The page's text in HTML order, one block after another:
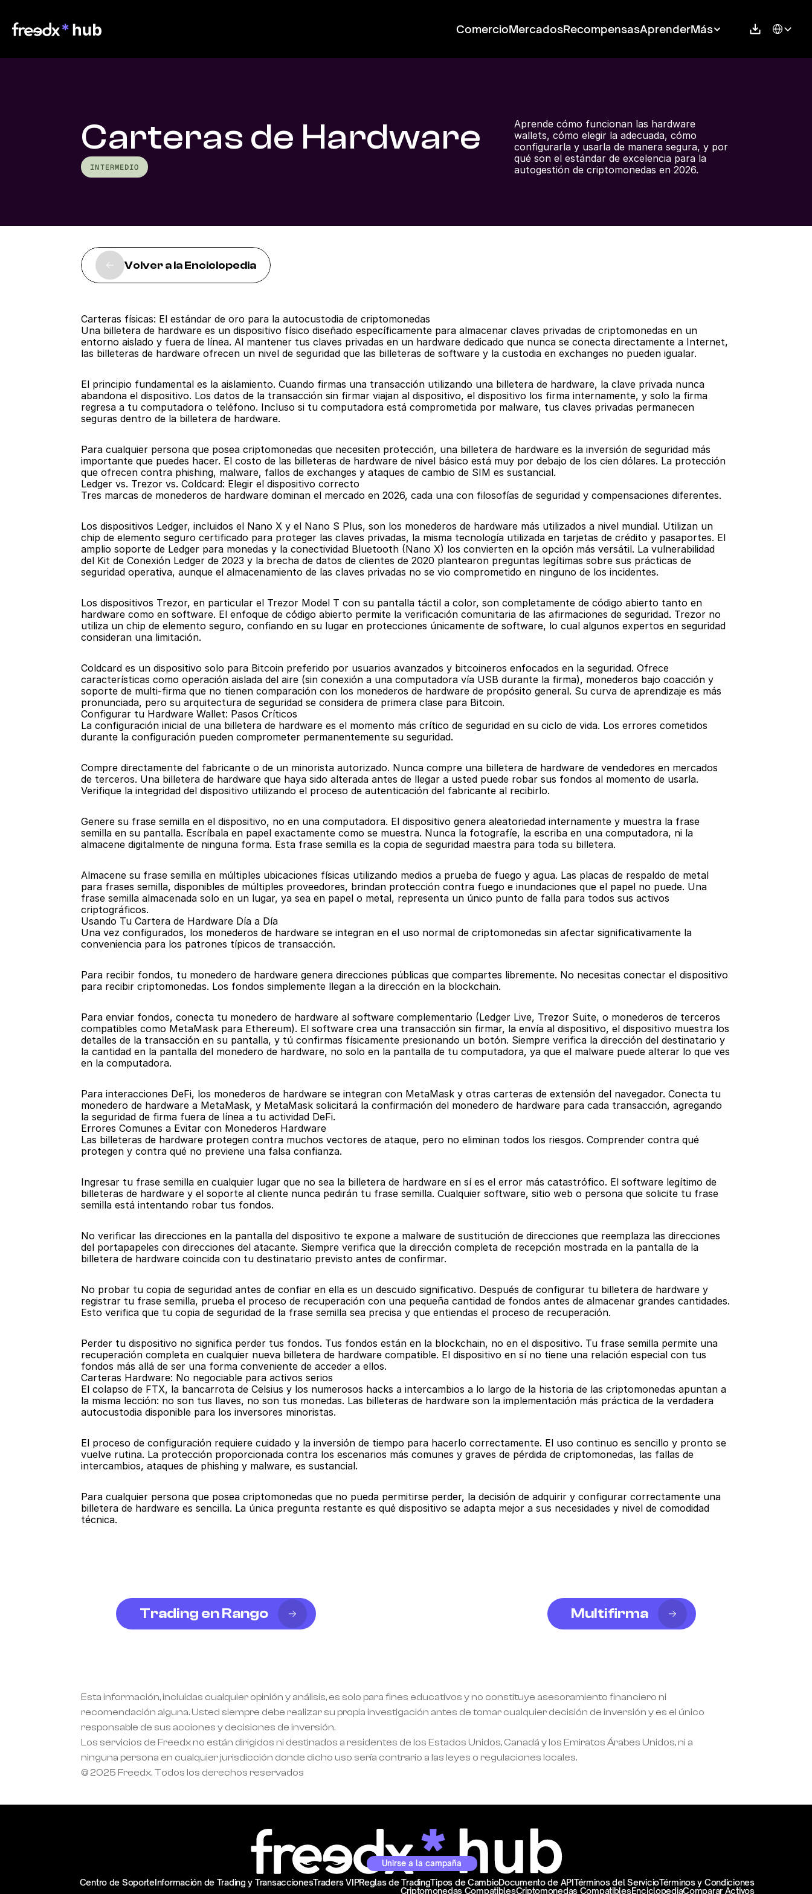
ComercioMercadosRecompensasAprenderMás Select
Carteras de Hardware
INTERMEDIO
Aprende cómo funcionan las hardware
wallets, cómo elegir la adecuada, cómo
configurarla y usarla de manera segura, y por
qué son el estándar de excelencia para la
autogestión de criptomonedas en 2026.
Volver a la Enciclopedia
Carteras físicas: El estándar de oro para la autocustodia de criptomonedas
Una billetera de hardware es un dispositivo físico diseñado específicamente para almacenar claves privadas de criptomonedas en un
entorno aislado y fuera de línea. Al mantener tus claves privadas en un hardware dedicado que nunca se conecta directamente a Internet,
las billeteras de hardware ofrecen un nivel de seguridad que las billeteras de software y la custodia en exchanges no pueden igualar.
El principio fundamental es la aislamiento. Cuando firmas una transacción utilizando una billetera de hardware, la clave privada nunca
abandona el dispositivo. Los datos de la transacción sin firmar viajan al dispositivo, el dispositivo los firma internamente, y solo la firma
regresa a tu computadora o teléfono. Incluso si tu computadora está comprometida por malware, tus claves privadas permanecen
seguras dentro de la billetera de hardware.
Para cualquier persona que posea criptomonedas que necesiten protección, una billetera de hardware es la inversión de seguridad más
importante que puedes hacer. El costo de las billeteras de hardware de nivel básico está muy por debajo de los cien dólares. La protección
que ofrecen contra phishing, malware, fallos de exchanges y ataques de cambio de SIM es sustancial.
Ledger vs. Trezor vs. Coldcard: Elegir el dispositivo correcto
Tres marcas de monederos de hardware dominan el mercado en 2026, cada una con filosofías de seguridad y compensaciones diferentes.
Los dispositivos Ledger, incluidos el Nano X y el Nano S Plus, son los monederos de hardware más utilizados a nivel mundial. Utilizan un
chip de elemento seguro certificado para proteger las claves privadas, la misma tecnología utilizada en tarjetas de crédito y pasaportes. El
amplio soporte de Ledger para monedas y la conectividad Bluetooth (Nano X) los convierten en la opción más versátil. La vulnerabilidad
del Kit de Conexión Ledger de 2023 y la brecha de datos de clientes de 2020 plantearon preguntas legítimas sobre sus prácticas de
seguridad operativa, aunque el almacenamiento de las claves privadas no se vio comprometido en ninguno de los incidentes.
Los dispositivos Trezor, en particular el Trezor Model T con su pantalla táctil a color, son completamente de código abierto tanto en
hardware como en software. El enfoque de código abierto permite la verificación comunitaria de las afirmaciones de seguridad. Trezor no
utiliza un chip de elemento seguro, confiando en su lugar en protecciones únicamente de software, lo cual algunos expertos en seguridad
consideran una limitación.
Coldcard es un dispositivo solo para Bitcoin preferido por usuarios avanzados y bitcoineros enfocados en la seguridad. Ofrece
características como operación aislada del aire (sin conexión a una computadora vía USB durante la firma), monederos bajo coacción y
soporte de multi-firma que no tienen comparación con los monederos de hardware de propósito general. Su curva de aprendizaje es más
pronunciada, pero su arquitectura de seguridad se considera de primera clase para Bitcoin.
Configurar tu Hardware Wallet: Pasos Críticos
La configuración inicial de una billetera de hardware es el momento más crítico de seguridad en su ciclo de vida. Los errores cometidos
durante la configuración pueden comprometer permanentemente su seguridad.
Compre directamente del fabricante o de un minorista autorizado. Nunca compre una billetera de hardware de vendedores en mercados
de terceros. Una billetera de hardware que haya sido alterada antes de llegar a usted puede robar sus fondos al momento de usarla.
Verifique la integridad del dispositivo utilizando el proceso de autenticación del fabricante al recibirlo.
Genere su frase semilla en el dispositivo, no en una computadora. El dispositivo genera aleatoriedad internamente y muestra la frase
semilla en su pantalla. Escríbala en papel exactamente como se muestra. Nunca la fotografíe, la escriba en una computadora, ni la
almacene digitalmente de ninguna forma. Esta frase semilla es la copia de seguridad maestra para toda su billetera.
Almacene su frase semilla en múltiples ubicaciones físicas utilizando medios a prueba de fuego y agua. Las placas de respaldo de metal
para frases semilla, disponibles de múltiples proveedores, brindan protección contra fuego e inundaciones que el papel no puede. Una
frase semilla almacenada solo en un lugar, ya sea en papel o metal, representa un único punto de falla para todos sus activos
criptográficos.
Usando Tu Cartera de Hardware Día a Día
Una vez configurados, los monederos de hardware se integran en el uso normal de criptomonedas sin afectar significativamente la
conveniencia para los patrones típicos de transacción.
Para recibir fondos, tu monedero de hardware genera direcciones públicas que compartes libremente. No necesitas conectar el dispositivo
para recibir criptomonedas. Los fondos simplemente llegan a la dirección en la blockchain.
Para enviar fondos, conecta tu monedero de hardware al software complementario (Ledger Live, Trezor Suite, o monederos de terceros
compatibles como MetaMask para Ethereum). El software crea una transacción sin firmar, la envía al dispositivo, el dispositivo muestra los
detalles de la transacción en su pantalla, y tú confirmas físicamente presionando un botón. Siempre verifica la dirección del destinatario y
la cantidad en la pantalla del monedero de hardware, no solo en la pantalla de tu computadora, ya que el malware puede alterar lo que ves
en la computadora.
Para interacciones DeFi, los monederos de hardware se integran con MetaMask y otras carteras de extensión del navegador. Conecta tu
monedero de hardware a MetaMask, y MetaMask solicitará la confirmación del monedero de hardware para cada transacción, agregando
la seguridad de firma fuera de línea a tu actividad DeFi.
Errores Comunes a Evitar con Monederos Hardware
Las billeteras de hardware protegen contra muchos vectores de ataque, pero no eliminan todos los riesgos. Comprender contra qué
protegen y contra qué no previene una falsa confianza.
Ingresar tu frase semilla en cualquier lugar que no sea la billetera de hardware en sí es el error más catastrófico. El software legítimo de
billeteras de hardware y el soporte al cliente nunca pedirán tu frase semilla. Cualquier software, sitio web o persona que solicite tu frase
semilla está intentando robar tus fondos.
No verificar las direcciones en la pantalla del dispositivo te expone a malware de sustitución de direcciones que reemplaza las direcciones
del portapapeles con direcciones del atacante. Siempre verifica que la dirección completa de recepción mostrada en la pantalla de la
billetera de hardware coincida con tu destinatario previsto antes de confirmar.
No probar tu copia de seguridad antes de confiar en ella es un descuido significativo. Después de configurar tu billetera de hardware y
registrar tu frase semilla, prueba el proceso de recuperación con una pequeña cantidad de fondos antes de almacenar grandes cantidades.
Esto verifica que tu copia de seguridad de la frase semilla sea precisa y que entiendas el proceso de recuperación.
Perder tu dispositivo no significa perder tus fondos. Tus fondos están en la blockchain, no en el dispositivo. Tu frase semilla permite una
recuperación completa en cualquier nueva billetera de hardware compatible. El dispositivo en sí no tiene una relación especial con tus
fondos más allá de ser una forma conveniente de acceder a ellos.
Carteras Hardware: No negociable para activos serios
El colapso de FTX, la bancarrota de Celsius y los numerosos hacks a intercambios a lo largo de la historia de las criptomonedas apuntan a
la misma lección: no son tus llaves, no son tus monedas. Las billeteras de hardware son la implementación más práctica de la verdadera
autocustodia disponible para los inversores minoristas.
El proceso de configuración requiere cuidado y la inversión de tiempo para hacerlo correctamente. El uso continuo es sencillo y pronto se
vuelve rutina. La protección proporcionada contra los escenarios más comunes y graves de pérdida de criptomonedas, las fallas de
intercambios, ataques de phishing y malware, es sustancial.
Para cualquier persona que posea criptomonedas que no pueda permitirse perder, la decisión de adquirir y configurar correctamente una
billetera de hardware es sencilla. La única pregunta restante es qué dispositivo se adapta mejor a sus necesidades y nivel de comodidad
técnica.
Trading en Rango Multifirma
Esta información, incluidas cualquier opinión y análisis, es solo para fines educativos y no constituye asesoramiento financiero ni
recomendación alguna. Usted siempre debe realizar su propia investigación antes de tomar cualquier decisión de inversión y es el único
responsable de sus acciones y decisiones de inversión.
Los servicios de Freedx no están dirigidos ni destinados a residentes de los Estados Unidos, Canadá y los Emiratos Árabes Unidos, ni a
ninguna persona en cualquier jurisdicción donde dicho uso sería contrario a las leyes o regulaciones locales.
© 2025 Freedx, Todos los derechos reservados
Unirse a la campaña
Centro de SoporteInformación de Trading y TransaccionesTraders VIPReglas de TradingTipos de CambioDocumento de APITérminos del ServicioTérminos y Condiciones
Criptomonedas CompatiblesCriptomonedas CompatiblesEnciclopediaComparar Activos